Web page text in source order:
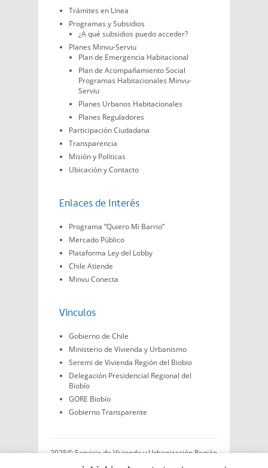
Trámites en Línea
Programas y Subsidios
¿A qué subsidios puedo acceder?
Planes Minvu-Serviu
Plan de Emergencia Habitacional
Plan de Acompañamiento Social
Programas Habitacionales Minvu-
Serviu
Planes Urbanos Habitacionales
Planes Reguladores
Participación Ciudadana
Transparencia
Misión y Políticas
Ubicación y Contacto
Enlaces de Interés
Programa “Quiero Mi Barrio”
Mercado Público
Plataforma Ley del Lobby
Chile Atiende
Minvu Conecta
Vínculos
Gobierno de Chile
Ministerio de Vivienda y Urbanismo
Seremi de Vivienda Región del Biobio
Delegación Presidencial Regional del
Biobío
GORE Biobío
Gobierno Transparente
2025© Servicio de Vivienda y Urbanización Región